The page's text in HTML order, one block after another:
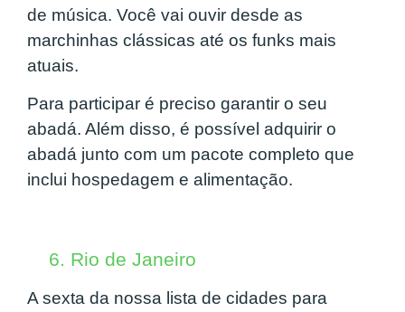
de música. Você vai ouvir desde as
marchinhas clássicas até os funks mais
atuais.
Para participar é preciso garantir o seu
abadá. Além disso, é possível adquirir o
abadá junto com um pacote completo que
inclui hospedagem e alimentação.
6. Rio de Janeiro
A sexta da nossa lista de cidades para